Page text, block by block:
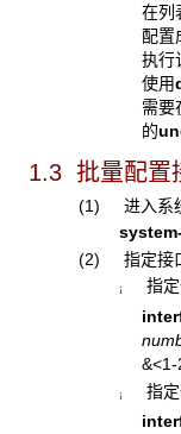
在列
配置
执行
使用
需要
的
1.3 批量配置
(1) 进入系统
(2) 指定接口
¡
指定
&<1-
¡
指定